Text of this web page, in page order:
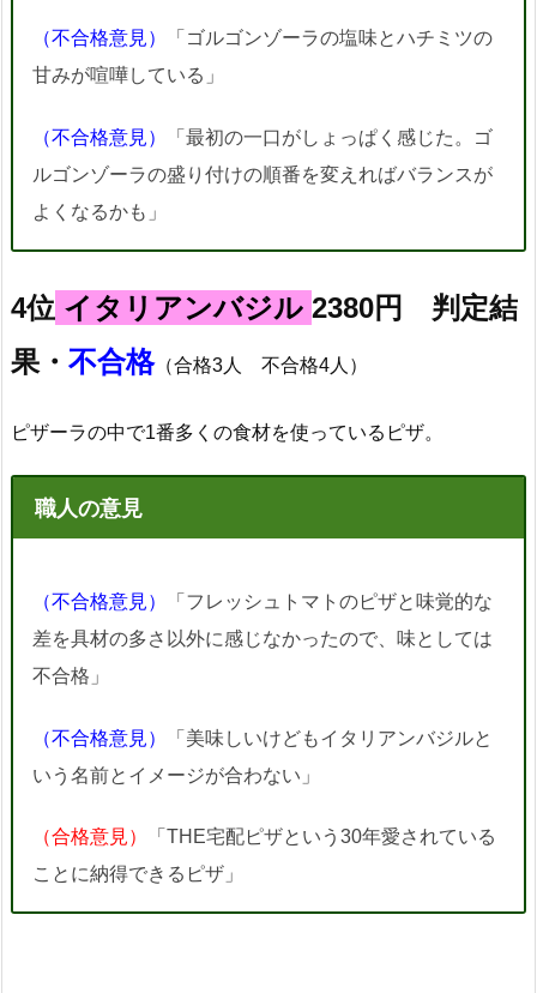
（不合格意見）
「ゴルゴンゾーラの塩味とハチミツの
甘みが喧嘩している」
（不合格意見）
「最初の一口がしょっぱく感じた。ゴ
ルゴンゾーラの盛り付けの順番を変えればバランスが
よくなるかも」
4位 イタリアンバジル 2380円 判定結
果・ 不合格（合格3人 不合格4人）
ピザーラの中で1番多くの食材を使っているピザ。
職人の意見
（不合格意見）
「フレッシュトマトのピザと味覚的な
差を具材の多さ以外に感じなかったので、味としては
不合格」
（不合格意見）
「美味しいけどもイタリアンバジルと
いう名前とイメージが合わない」
（合格意見）
「THE宅配ピザという30年愛されている
ことに納得できるピザ」